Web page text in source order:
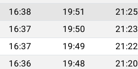
16:38 19:51
21:25
16:37 19:50
21:23
16:37 19:49
21:22
16:36 19:48
21:20